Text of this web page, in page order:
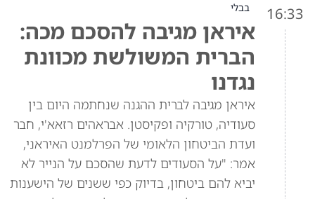
16:33 בבלי
איראן מגיבה להסכם מכה:
הברית המשולשת מכוונת
נגדנו
איראן מגיבה לברית ההגנה שנחתמה היום בין
סעודיה, טורקיה ופקיסטן. אבראהים רזאא'י, חבר
ועדת הביטחון הלאומי של הפרלמנט האיראני,
אמר: "על הסעודים לדעת שהסכם על הנייר לא
יביא להם ביטחון, בדיוק כפי ששנים של הישענות